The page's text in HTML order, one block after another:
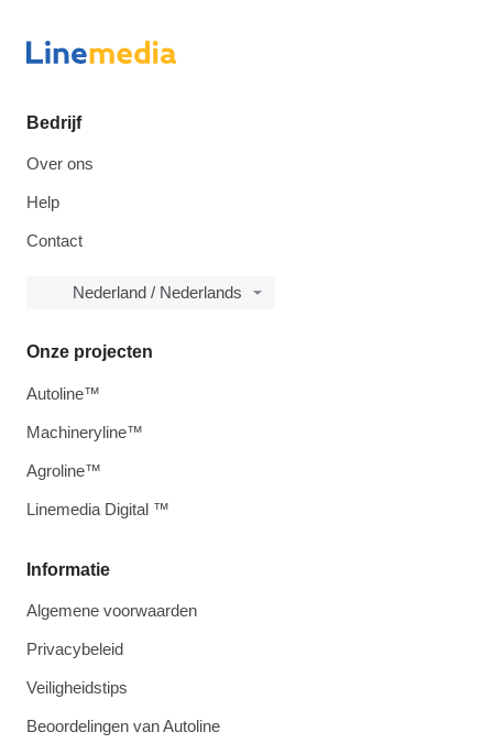
Bedrijf
Over ons
Help
Contact
Nederland / Nederlands
Informatie
Algemene voorwaarden
Privacybeleid
Veiligheidstips
Beoordelingen van Autoline
Onze projecten
Autoline™
Machineryline™
Agroline™
Linemedia Digital ™